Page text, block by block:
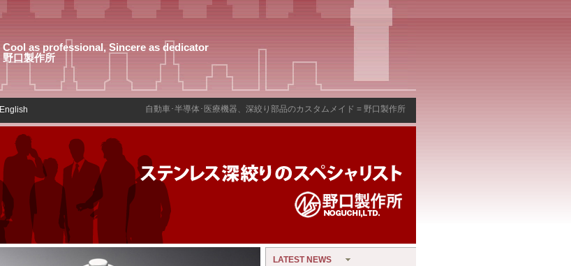
Cool as professional, Sincere as dedicator
野口製作所
English 自動車･半導体･医療機器、深絞り部品のカスタムメイド = 野口製作所
LATEST NEWS